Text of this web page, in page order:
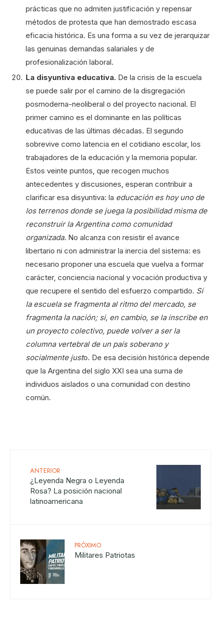
prácticas que no admiten justificación y repensar
métodos de protesta que han demostrado escasa
eficacia histórica. Es una forma a su vez de jerarquizar
las genuinas demandas salariales y de
profesionalización laboral.
La disyuntiva educativa. De la crisis de la escuela
se puede salir por el camino de la disgregación
posmoderna-neoliberal o del proyecto nacional. El
primer camino es el dominante en las políticas
educativas de las últimas décadas. El segundo
sobrevive como latencia en el cotidiano escolar, los
trabajadores de la educación y la memoria popular.
Estos veinte puntos, que recogen muchos
antecedentes y discusiones, esperan contribuir a
clarificar esa disyuntiva: la educación es hoy uno de
los terrenos donde se juega la posibilidad misma de
reconstruir la Argentina como comunidad
organizada. No alcanza con resistir el avance
libertario ni con administrar la inercia del sistema: es
necesario proponer una escuela que vuelva a formar
carácter, conciencia nacional y vocación productiva y
que recupere el sentido del esfuerzo compartido. Si
la escuela se fragmenta al ritmo del mercado, se
fragmenta la nación; si, en cambio, se la inscribe en
un proyecto colectivo, puede volver a ser la
columna vertebral de un país soberano y
socialmente justo. De esa decisión histórica depende
que la Argentina del siglo XXI sea una suma de
individuos aislados o una comunidad con destino
común.
ANTERIOR
¿Leyenda Negra o Leyenda
Rosa? La posición nacional
latinoamericana
PRÓXIMO
Militares Patriotas